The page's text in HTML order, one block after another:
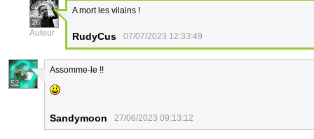
26
Auteur
A mort les vilains !
RudyCus 07/07/2023 12:33:49
52
Assomme-le !!
Sandymoon 27/06/2023 09:13:12